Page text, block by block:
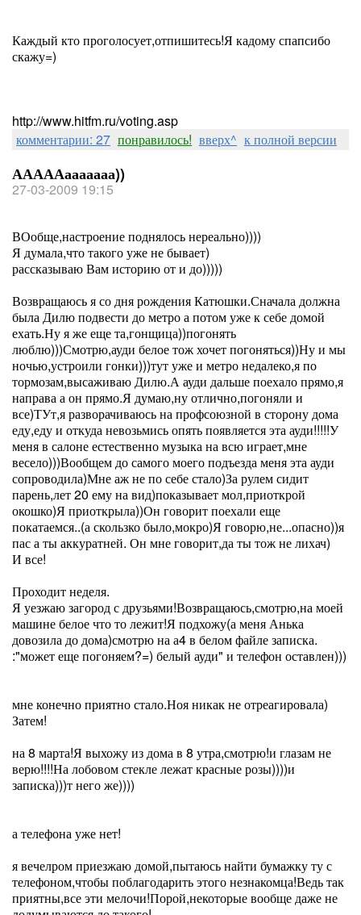
Каждый кто проголосует,отпишитесь!Я кадому спапсибо
скажу=)
http://www.hitfm.ru/voting.asp
комментарии: 27 понравилось! вверх^ к полной версии
АААААааааааа))
27-03-2009 19:15
ВОобще,настроение поднялось нереально))))
Я думала,что такого уже не бывает)
рассказываю Вам историю от и до)))))
Возвращаюсь я со дня рождения Катюшки.Сначала должна
была Дилю подвести до метро а потом уже к себе домой
ехать.Ну я же еще та,гонщица))погонять
люблю)))Смотрю,ауди белое тож хочет погоняться))Ну и мы
ночью,устроили гонки)))тут уже и метро недалеко,я по
тормозам,высаживаю Дилю.А ауди дальше поехало прямо,я
направа а он прямо.Я думаю,ну отлично,погоняли и
все)ТУт,я разворачиваюсь на профсоюзной в сторону дома
еду,еду и откуда невозьмись опять появляется эта ауди!!!!!У
меня в салоне естественно музыка на всю играет,мне
весело)))Вообщем до самого моего подъезда меня эта ауди
сопроводила)Мне аж не по себе стало)За рулем сидит
парень,лет 20 ему на вид)показывает мол,приоткрой
окошко)Я приоткрыла))Он говорит поехали еще
покатаемся..(а скользко было,мокро)Я говорю,не...опасно))я
пас а ты аккуратней. Он мне говорит,да ты тож не лихач)
И все!
Проходит неделя.
Я уезжаю загород с друзьями!Возвращаюсь,смотрю,на моей
машине белое что то лежит!Я подхожу(а меня Анька
довозила до дома)смотрю на а4 в белом файле записка.
:"может еще погоняем?=) белый ауди" и телефон оставлен)))
мне конечно приятно стало.Ноя никак не отреагировала)
Затем!
на 8 марта!Я выхожу из дома в 8 утра,смотрю!и глазам не
верю!!!!На лобовом стекле лежат красные розы))))и
записка)))т него же))))
а телефона уже нет!
я вечелром приезжаю домой,пытаюсь найти бумажку ту с
телефоном,чтобы поблагодарить этого незнакомца!Ведь так
приятны,все эти мелочи!Порой,некоторые вообще даже не